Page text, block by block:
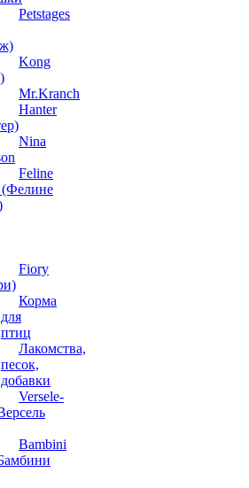
Petstages
Kong
Mr.Kranch
Hanter
Nina
Feline
(Фелине
Fiory
Корма
для
птиц
Лакомства,
песок,
добавки
Versele-
Bambini